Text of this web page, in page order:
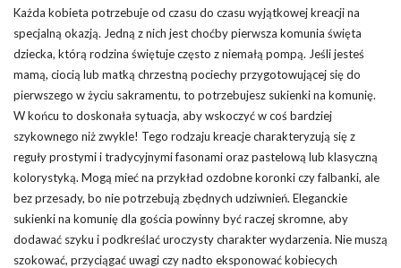
Każda kobieta potrzebuje od czasu do czasu wyjątkowej kreacji na
specjalną okazją. Jedną z nich jest choćby pierwsza komunia święta
dziecka, którą rodzina świętuje często z niemałą pompą. Jeśli jesteś
mamą, ciocią lub matką chrzestną pociechy przygotowującej się do
pierwszego w życiu sakramentu, to potrzebujesz sukienki na komunię.
W końcu to doskonała sytuacja, aby wskoczyć w coś bardziej
szykownego niż zwykle! Tego rodzaju kreacje charakteryzują się z
reguły prostymi i tradycyjnymi fasonami oraz pastelową lub klasyczną
kolorystyką. Mogą mieć na przykład ozdobne koronki czy falbanki, ale
bez przesady, bo nie potrzebują zbędnych udziwnień. Eleganckie
sukienki na komunię dla gościa powinny być raczej skromne, aby
dodawać szyku i podkreślać uroczysty charakter wydarzenia. Nie muszą
szokować, przyciągać uwagi czy nadto eksponować kobiecych